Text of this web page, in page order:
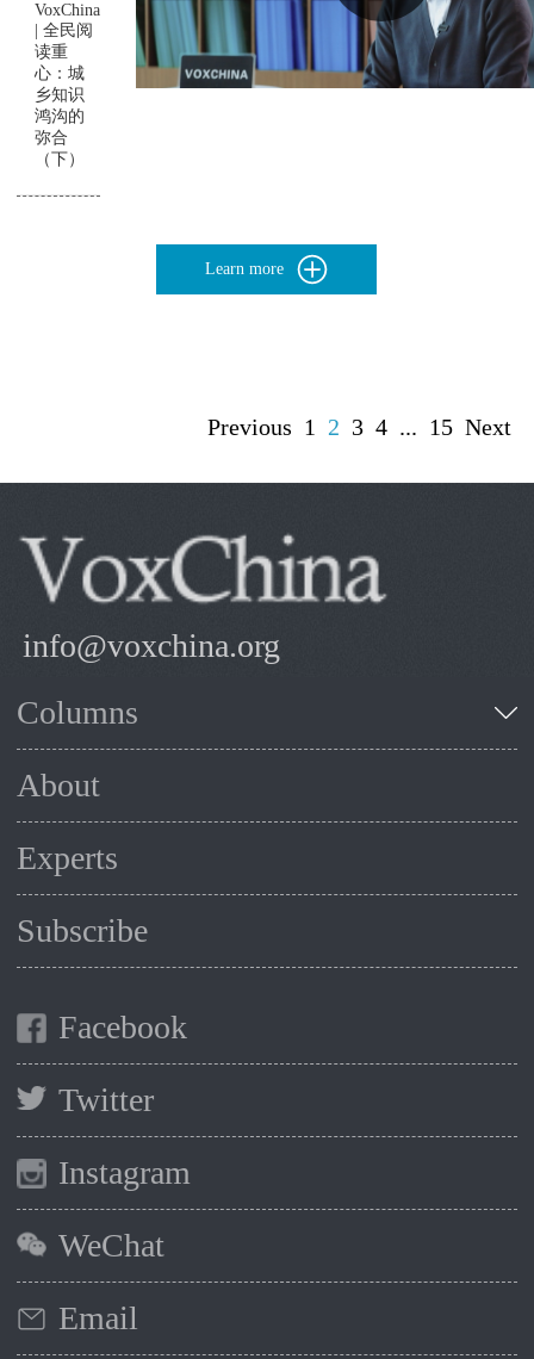
VoxChina
| 全民阅
读重
心：城
乡知识
鸿沟的
弥合
（下）
Learn more
Previous 1 2 3 4 ... 15 Next
info@voxchina.org
Columns
About
Experts
Subscribe
Facebook
Twitter
Instagram
WeChat
Email